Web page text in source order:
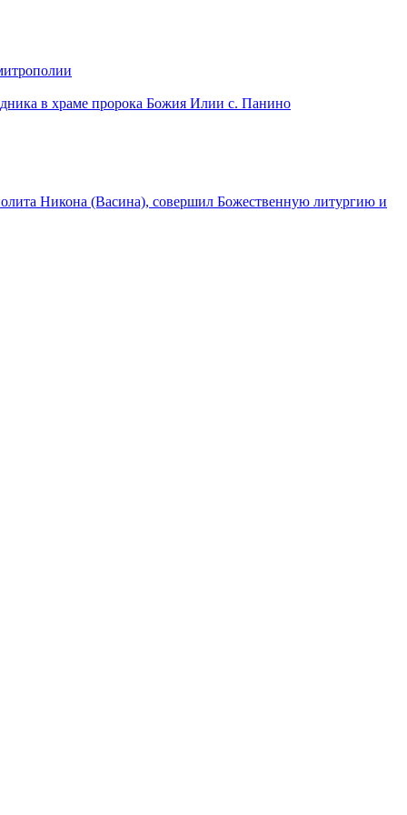
в храме пророка Божия Илии с. Панино
Никона (Васина), совершил Божественную литургию и